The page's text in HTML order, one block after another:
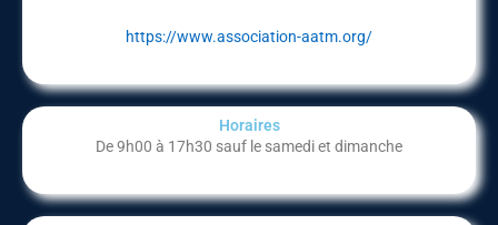
https://www.association-aatm.org/
Horaires
De 9h00 à 17h30 sauf le samedi et dimanche